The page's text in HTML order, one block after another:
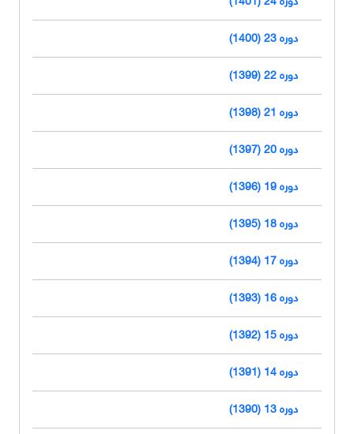
دوره 23 (1400)
دوره 22 (1399)
دوره 21 (1398)
دوره 20 (1397)
دوره 19 (1396)
دوره 18 (1395)
دوره 17 (1394)
دوره 16 (1393)
دوره 15 (1392)
دوره 14 (1391)
دوره 13 (1390)